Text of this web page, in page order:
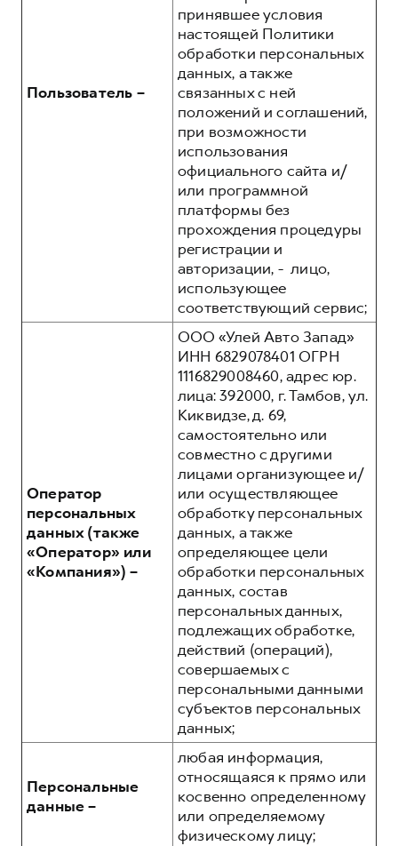
Пользователь –
принявшее условия
настоящей Политики
обработки персональных
данных, а также
связанных с ней
положений и соглашений,
при возможности
использования
официального сайта и/
или программной
платформы без
прохождения процедуры
регистрации и
авторизации, - лицо,
использующее
соответствующий сервис;
Оператор
персональных
данных (также
«Оператор» или
«Компания») –
ООО «Улей Авто Запад»
ИНН 6829078401 ОГРН
1116829008460, адрес юр.
лица: 392000, г. Тамбов, ул.
Киквидзе, д. 69,
самостоятельно или
совместно с другими
лицами организующее и/
или осуществляющее
обработку персональных
данных, а также
определяющее цели
обработки персональных
данных, состав
персональных данных,
подлежащих обработке,
действий (операций),
совершаемых с
персональными данными
субъектов персональных
данных;
Персональные
данные –
любая информация,
относящаяся к прямо или
косвенно определенному
или определяемому
физическому лицу;